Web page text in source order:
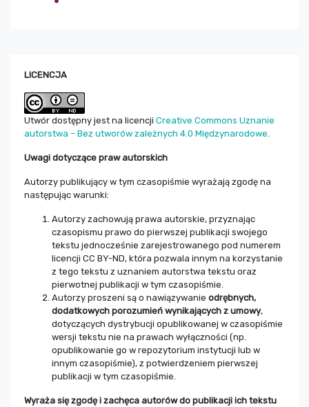
LICENCJA
Utwór dostępny jest na licencji Creative Commons Uznanie
autorstwa – Bez utworów zależnych 4.0 Międzynarodowe.
Uwagi dotyczące praw autorskich
Autorzy publikujący w tym czasopiśmie wyrażają zgodę na
następując warunki:
Autorzy zachowują prawa autorskie, przyznając
czasopismu prawo do pierwszej publikacji swojego
tekstu jednocześnie zarejestrowanego pod numerem
licencji CC BY-ND, która pozwala innym na korzystanie
z tego tekstu z uznaniem autorstwa tekstu oraz
pierwotnej publikacji w tym czasopiśmie.
Autorzy proszeni są o nawiązywanie odrębnych,
dodatkowych porozumień wynikających z umowy,
dotyczących dystrybucji opublikowanej w czasopiśmie
wersji tekstu nie na prawach wyłączności (np.
opublikowanie go w repozytorium instytucji lub w
innym czasopiśmie), z potwierdzeniem pierwszej
publikacji w tym czasopiśmie.
Wyraża się zgodę i zachęca autorów do publikacji ich tekstu